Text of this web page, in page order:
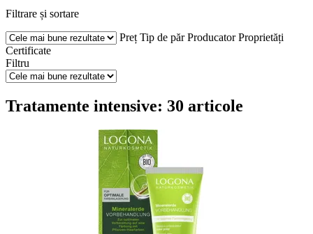
Filtrare și sortare
Preț Tip de păr Producator Proprietăți
Certificate
Filtru
Tratamente intensive: 30 articole